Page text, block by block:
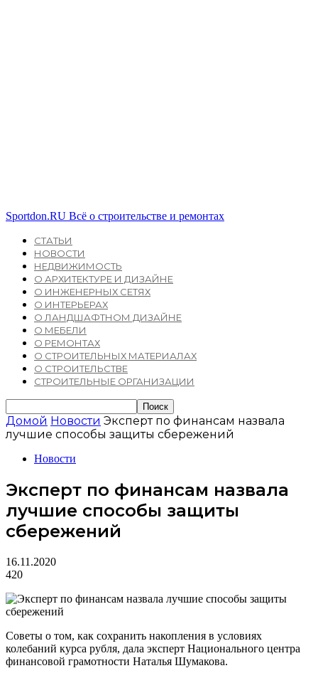
Sportdon.RU Всё о строительстве и ремонтах
СТАТЬИ
НОВОСТИ
НЕДВИЖИМОСТЬ
О АРХИТЕКТУРЕ И ДИЗАЙНЕ
О ИНЖЕНЕРНЫХ СЕТЯХ
О ИНТЕРЬЕРАХ
О ЛАНДШАФТНОМ ДИЗАЙНЕ
О МЕБЕЛИ
О РЕМОНТАХ
О СТРОИТЕЛЬНЫХ МАТЕРИАЛАХ
О СТРОИТЕЛЬСТВЕ
СТРОИТЕЛЬНЫЕ ОРГАНИЗАЦИИ
Домой Новости Эксперт по финансам назвала
лучшие способы защиты сбережений
Новости
Эксперт по финансам назвала
лучшие способы защиты
сбережений
16.11.2020
420
Советы о том, как сохранить накопления в условиях
колебаний курса рубля, дала эксперт Национального центра
финансовой грамотности Наталья Шумакова.